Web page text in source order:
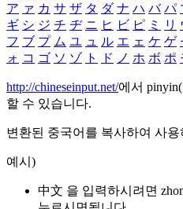
ア ァ カ サ ザ タ ダ ナ ハ バ パ
ギ シ ジ チ ヂ ニ ヒ ビ ピ ミ リ
フ ブ プ ム ユ ュ ル エ ェ ケ ゲ
ォ コ ゴ ソ ゾ ト ド ノ ホ ボ ポ
http://chineseinput.net/에서
할 수 있습니다.
변환된 중국어를 복사하여 사
예시)
中文 을 입력하시려면